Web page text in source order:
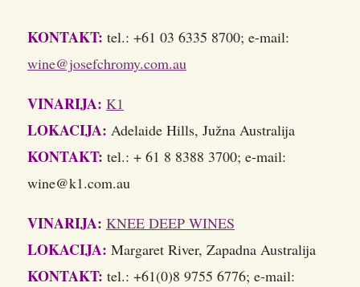
KONTAKT: tel.: +61 03 6335 8700; e-mail:
wine@josefchromy.com.au
VINARIJA: K1
LOKACIJA: Adelaide Hills, Južna Australija
KONTAKT: tel.: + 61 8 8388 3700; e-mail:
wine@k1.com.au
VINARIJA: KNEE DEEP WINES
LOKACIJA: Margaret River, Zapadna Australija
KONTAKT: tel.: +61(0)8 9755 6776; e-mail: